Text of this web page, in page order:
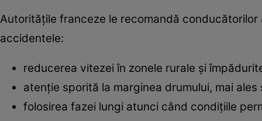
Autoritățile franceze le recomandă
accidentele:
reducerea vitezei în zonele rurale și
atenție sporită la marginea drumului, mai ales
folosirea fazei lungi atunci când condițiile